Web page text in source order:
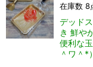
在庫数 8
デッド
き 鮮や
便利な
＾ワ＾